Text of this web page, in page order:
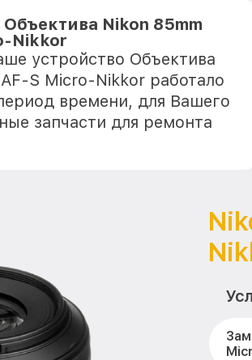
Nikon 85mm
Nikkor
устройство Объектива
S Micro-Nikkor работало
времени, для Вашего
запчасти для ремонта